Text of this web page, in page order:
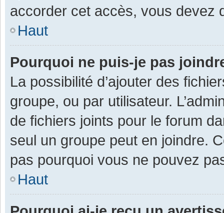
accorder cet accès, vous devez
Haut
Pourquoi ne puis-je pas
La possibilité d’ajouter des
groupe, ou par utilisateur.
de fichiers joints pour le forum
seul un groupe peut en joindre.
pas pourquoi vous ne pouvez
Haut